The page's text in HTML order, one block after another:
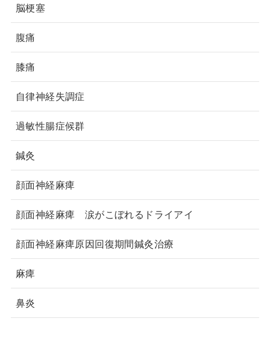
脳梗塞
腹痛
膝痛
自律神経失調症
過敏性腸症候群
鍼灸
顔面神経麻痺
顔面神経麻痺 涙がこぼれるドライアイ
顔面神経麻痺原因回復期間鍼灸治療
麻痺
鼻炎